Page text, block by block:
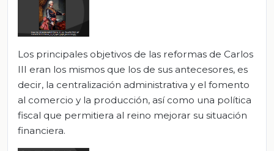
Los principales objetivos de las reformas de Carlos
III eran los mismos que los de sus antecesores, es
decir, la centralización administrativa y el fomento
al comercio y la producción, así como una política
fiscal que permitiera al reino mejorar su situación
financiera.